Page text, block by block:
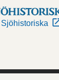
Sjöhistoriska